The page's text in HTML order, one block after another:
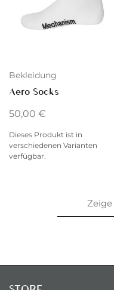
Bekleidung
Aero Socks
50,00 €
Dieses Produkt ist in
verschiedenen Varianten
verfügbar.
Zeige